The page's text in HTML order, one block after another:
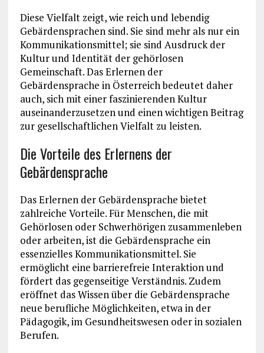
Diese Vielfalt zeigt, wie reich und lebendig
Gebärdensprachen sind. Sie sind mehr als nur ein
Kommunikationsmittel; sie sind Ausdruck der
Kultur und Identität der gehörlosen
Gemeinschaft. Das Erlernen der
Gebärdensprache in Österreich bedeutet daher
auch, sich mit einer faszinierenden Kultur
auseinanderzusetzen und einen wichtigen Beitrag
zur gesellschaftlichen Vielfalt zu leisten.
Die Vorteile des Erlernens der
Gebärdensprache
Das Erlernen der Gebärdensprache bietet
zahlreiche Vorteile. Für Menschen, die mit
Gehörlosen oder Schwerhörigen zusammenleben
oder arbeiten, ist die Gebärdensprache ein
essenzielles Kommunikationsmittel. Sie
ermöglicht eine barrierefreie Interaktion und
fördert das gegenseitige Verständnis. Zudem
eröffnet das Wissen über die Gebärdensprache
neue berufliche Möglichkeiten, etwa in der
Pädagogik, im Gesundheitswesen oder in sozialen
Berufen.